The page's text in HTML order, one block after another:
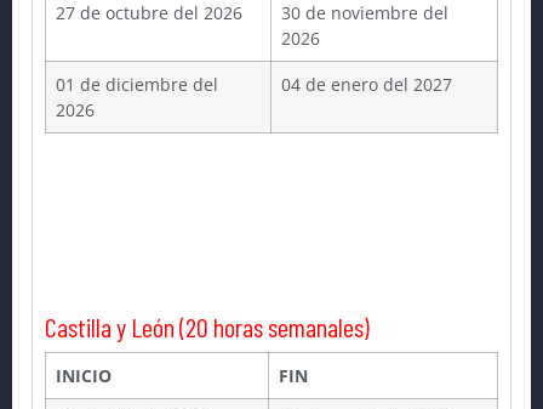
27 de octubre del 2026
30 de noviembre del
2026
01 de diciembre del
2026
04 de enero del 2027
Castilla y León (20 horas semanales)
INICIO
FIN